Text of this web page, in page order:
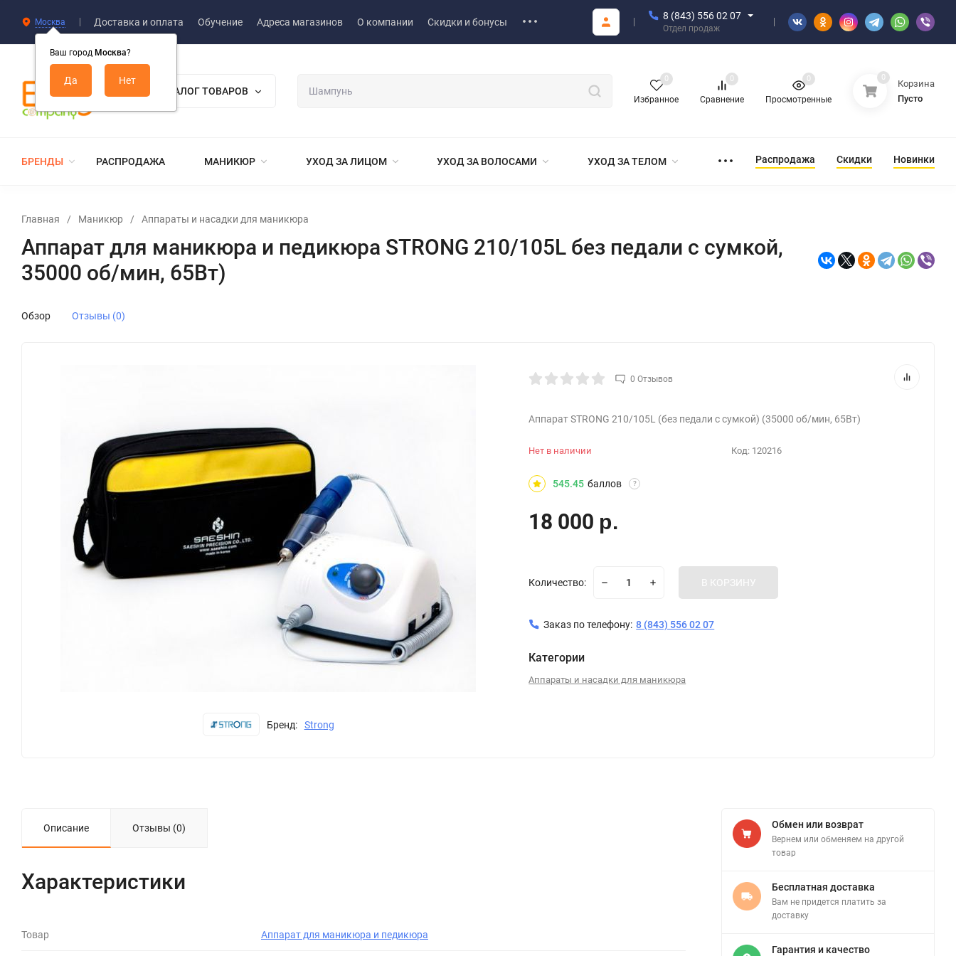
Москва
Ваш город Москва?
Доставка и оплата Обучение Адреса магазинов О компании Скидки и бонусы
8 (843) 556 02 07
Отдел продаж
КАТАЛОГ ТОВАРОВ
Избранное
0
Сравнение
0
Просмотренные
0 0
Корзина
Пусто
БРЕНДЫ РАСПРОДАЖА МАНИКЮР УХОД ЗА ЛИЦОМ УХОД ЗА ВОЛОСАМИ УХОД ЗА ТЕЛОМ Распродажа Скидки Новинки
Главная / Маникюр / Аппараты и насадки для маникюра
Аппарат для маникюра и педикюра STRONG 210/105L без педали с сумкой,
35000 об/мин, 65Вт)
Обзор Отзывы (0)
Бренд: Strong
0 Отзывов
Аппарат STRONG 210/105L (без педали с сумкой) (35000 об/мин, 65Вт)
Нет в наличии Код: 120216
545.45 баллов ?
18 000 р.
Количество: В КОРЗИНУ
Заказ по телефону: 8 (843) 556 02 07
Категории
Аппараты и насадки для маникюра
Описание Отзывы (0)
Характеристики
Товар Аппарат для маникюра и педикюра
Обмен или возврат
Вернем или обменяем на другой
товар
Бесплатная доставка
Вам не придется платить за
доставку
Гарантия и качество